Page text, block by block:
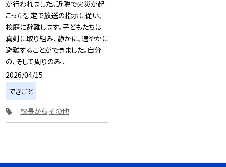
が行われました。近隣で火災が起
こった想定で放送の指示に従い、
校庭に避難します。子どもたちは
真剣に取り組み、静かに、速やかに
避難することができました。自分
の、そして周りのみ...
2026/04/15
できごと
校長から その他